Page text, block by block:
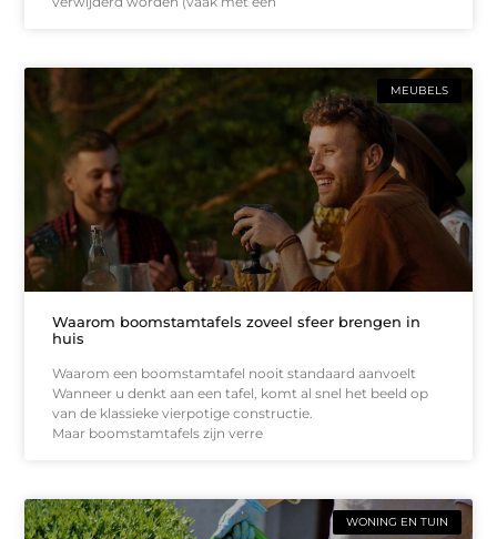
MEUBELS
Waarom boomstamtafels zoveel sfeer brengen in
huis
Waarom een boomstamtafel nooit standaard aanvoelt
Wanneer u denkt aan een tafel, komt al snel het beeld op
van de klassieke vierpotige constructie.
Maar boomstamtafels zijn verre
WONING EN TUIN